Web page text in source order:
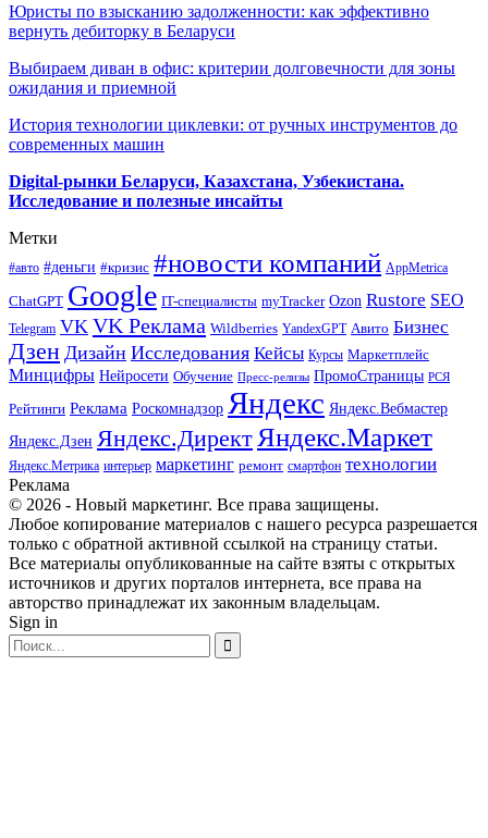
Юристы по взысканию задолженности: как эффективно
вернуть дебиторку в Беларуси
Выбираем диван в офис: критерии долговечности для зоны
ожидания и приемной
История технологии циклевки: от ручных инструментов до
современных машин
Digital-рынки Беларуси, Казахстана, Узбекистана.
Исследование и полезные инсайты
Метки
#авто #деньги #кризис #новости компаний AppMetrica
ChatGPT Google IT-специалисты myTracker Ozon Rustore SEO
Telegram VK VK Реклама Wildberries YandexGPT Авито Бизнес
Дзен Дизайн Исследования Кейсы Курсы Маркетплейс
Минцифры Нейросети Обучение Пресс-релизы ПромоСтраницы РСЯ
Рейтинги Реклама Роскомнадзор Яндекс Яндекс.Вебмастер
Яндекс.Дзен Яндекс.ДиректЯндекс.Маркет
Яндекс.Метрика интерьер маркетинг ремонт смартфон технологии
Реклама
© 2026 - Новый маркетинг. Все права защищены.
Любое копирование материалов с нашего ресурса разрешается
только с обратной активной ссылкой на страницу статьи.
Все материалы опубликованные на сайте взяты с открытых
источников и других порталов интернета, все права на
авторство принадлежат их законным владельцам.
Sign in